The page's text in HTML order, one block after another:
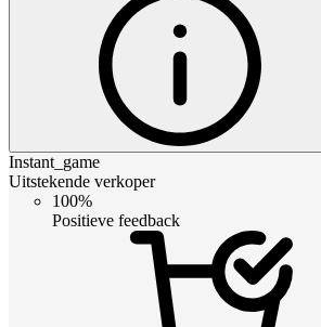
Instant_game
Uitstekende verkoper
100%
Positieve feedback